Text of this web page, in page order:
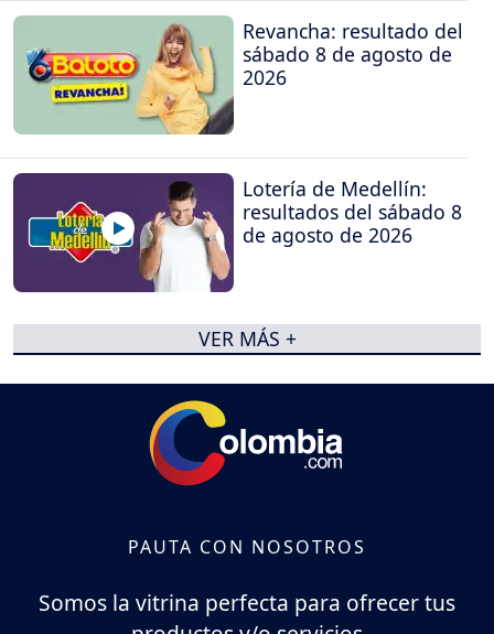
Revancha: resultado del
sábado 8 de agosto de
2026
Lotería de Medellín:
resultados del sábado 8
de agosto de 2026
VER MÁS +
PAUTA CON NOSOTROS
Somos la vitrina perfecta para ofrecer tus